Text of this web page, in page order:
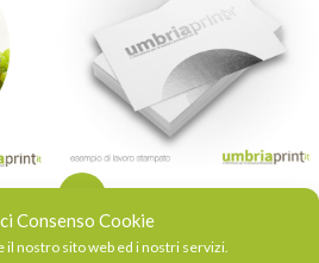
Consenso Cookie
nostro sito web ed i nostri servizi.
Stampa Biglietti da